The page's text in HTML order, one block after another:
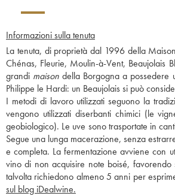
Informazioni sulla tenuta
La tenuta, di proprietà dal 1996 della
Chénas, Fleurie, Moulin-à-Vent, Beaujolais
grandi maison della Borgogna a possedere
Philippe le Hardi: un Beaujolais si può
I metodi di lavoro utilizzati seguono la
vengono utilizzati diserbanti chimici (le
geobiologico). Le uve sono trasportate in
Segue una lunga macerazione, senza
e completa. La fermentazione avviene con
vino di non acquisire note boisé,
talvolta richiedono almeno 5 anni per
sul blog iDealwine.